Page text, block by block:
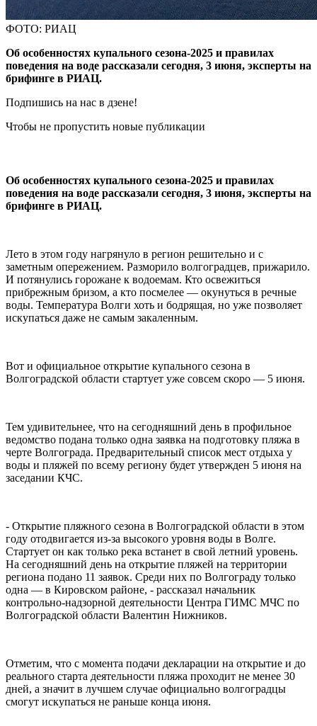
ФОТО: РИАЦ
Об особенностях купального сезона-2025 и правилах
поведения на воде рассказали сегодня, 3 июня, эксперты на
брифинге в РИАЦ.
Подпишись на нас в дзене!
Чтобы не пропустить новые публикации
Об особенностях купального сезона-2025 и правилах
поведения на воде рассказали сегодня, 3 июня, эксперты на
брифинге в РИАЦ.
Лето в этом году нагрянуло в регион решительно и с
заметным опережением. Разморило волгоградцев, прижарило.
И потянулись горожане к водоемам. Кто освежиться
прибрежным бризом, а кто посмелее — окунуться в речные
воды. Температура Волги хоть и бодрящая, но уже позволяет
искупаться даже не самым закаленным.
Вот и официальное открытие купального сезона в
Волгоградской области стартует уже совсем скоро — 5 июня.
Тем удивительнее, что на сегодняшний день в профильное
ведомство подана только одна заявка на подготовку пляжа в
черте Волгограда. Предварительный список мест отдыха у
воды и пляжей по всему региону будет утвержден 5 июня на
заседании КЧС.
- Открытие пляжного сезона в Волгоградской области в этом
году отодвигается из-за высокого уровня воды в Волге.
Стартует он как только река встанет в свой летний уровень.
На сегодняшний день на открытие пляжей на территории
региона подано 11 заявок. Среди них по Волгограду только
одна — в Кировском районе, - рассказал начальник
контрольно-надзорной деятельности Центра ГИМС МЧС по
Волгоградской области Валентин Нижников.
Отметим, что с момента подачи декларации на открытие и до
реального старта деятельности пляжа проходит не менее 30
дней, а значит в лучшем случае официально волгоградцы
смогут искупаться не раньше конца июня.